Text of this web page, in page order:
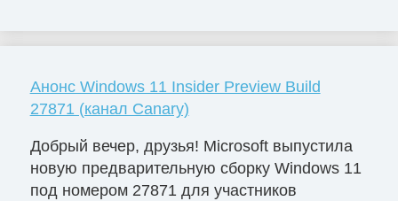
Анонс Windows 11 Insider Preview Build
27871 (канал Canary)
Добрый вечер, друзья! Microsoft выпустила
новую предварительную сборку Windows 11
под номером 27871 для участников